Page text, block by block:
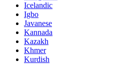
Icelandic
Igbo
Javanese
Kannada
Kazakh
Khmer
Kurdish